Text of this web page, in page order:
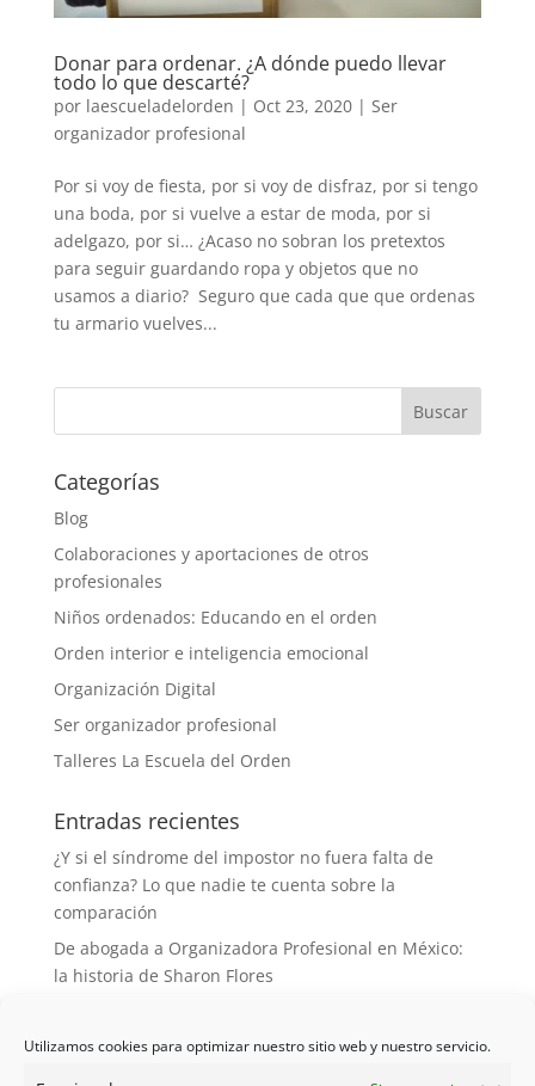
Utilizamos cookies para optimizar nuestro sitio web y nuestro servicio.
Donar para ordenar. ¿A dónde puedo llevar
todo lo que descarté?
por laescueladelorden | Oct 23, 2020| Ser
organizador profesional
Por si voy de fiesta, por si voy de disfraz, por si tengo
una boda, por si vuelve a estar de moda, por si
adelgazo, por si… ¿Acaso no sobran los pretextos
para seguir guardando ropa y objetos que no
usamos a diario? Seguro que cada que que ordenas
tu armario vuelves...
Categorías
Blog
Colaboraciones y aportaciones de otros
profesionales
Niños ordenados: Educando en el orden
Orden interior e inteligencia emocional
Organización Digital
Ser organizador profesional
Talleres La Escuela del Orden
Entradas recientes
¿Y si el síndrome del impostor no fuera falta de
confianza? Lo que nadie te cuenta sobre la
comparación
De abogada a Organizadora Profesional en México:
la historia de Sharon Flores
vocación: la historia de Elena y La Semilla del Orden